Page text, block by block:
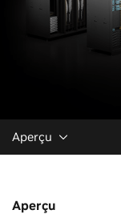
Aperçu
Aperçu